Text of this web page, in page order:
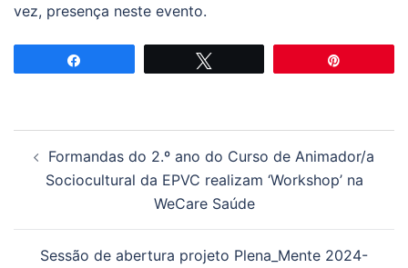
vez, presença neste evento.
de
artigos
Formandas do 2.º ano do Curso de Animador/a
Sociocultural da EPVC realizam ‘Workshop’ na
WeCare Saúde
Sessão de abertura projeto Plena_Mente 2024-